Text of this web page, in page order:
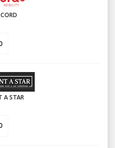
A STAR